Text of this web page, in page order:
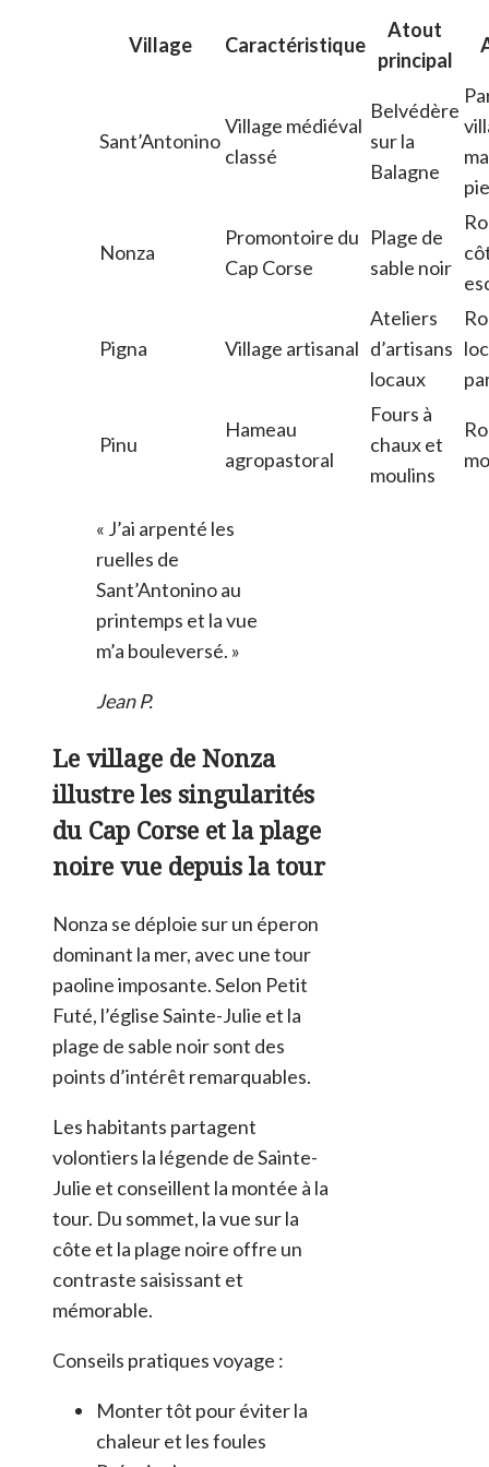
Village Caractéristique
Atout
principal
Sant’Antonino
Village médiéval
classé
Belvédère
sur la
Balagne
Nonza
Promontoire du
Cap Corse
Plage de
sable noir
Pigna Village artisanal
Ateliers
d’artisans
locaux
Pinu
Hameau
agropastoral
Fours à
chaux et
moulins
« J’ai arpenté les
ruelles de
Sant’Antonino au
printemps et la vue
m’a bouleversé. »
Jean P.
Le village de Nonza
illustre les singularités
du Cap Corse et la plage
noire vue depuis la tour
Nonza se déploie sur un éperon
dominant la mer, avec une tour
paoline imposante. Selon Petit
Futé, l’église Sainte-Julie et la
plage de sable noir sont des
points d’intérêt remarquables.
Les habitants partagent
volontiers la légende de Sainte-
Julie et conseillent la montée à la
tour. Du sommet, la vue sur la
côte et la plage noire offre un
contraste saisissant et
mémorable.
Conseils pratiques voyage :
Monter tôt pour éviter la
chaleur et les foules